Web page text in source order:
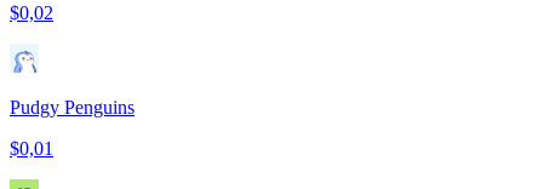
$0,02
Pudgy Penguins
$0,01